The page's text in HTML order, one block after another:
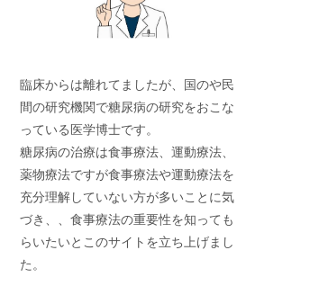
臨床からは離れてましたが、国のや民
間の研究機関で糖尿病の研究をおこな
っている医学博士です。
糖尿病の治療は食事療法、運動療法、
薬物療法ですが食事療法や運動療法を
充分理解していない方が多いことに気
づき、、食事療法の重要性を知っても
らいたいとこのサイトを立ち上げまし
た。